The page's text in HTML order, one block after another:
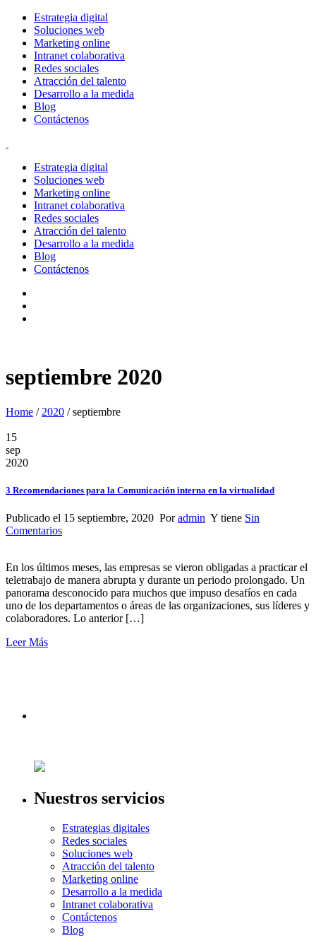
Estrategia digital
Soluciones web
Marketing online
Intranet colaborativa
Redes sociales
Atracción del talento
Desarrollo a la medida
Blog
Contáctenos
Estrategia digital
Soluciones web
Marketing online
Intranet colaborativa
Redes sociales
Atracción del talento
Desarrollo a la medida
Blog
Contáctenos
septiembre 2020
Home / 2020 /septiembre
15
sep
2020
3 Recomendaciones para la Comunicación interna en la virtualidad
Publicado el 15 septiembre, 2020 Poradmin Y tiene Sin
Comentarios
En los últimos meses, las empresas se vieron obligadas a practicar el
teletrabajo de manera abrupta y durante un periodo prolongado. Un
panorama desconocido para muchos que impuso desafíos en cada
uno de los departamentos o áreas de las organizaciones, sus líderes y
colaboradores. Lo anterior […]
Leer Más
Nuestros servicios
Estrategias digitales
Redes sociales
Soluciones web
Atracción del talento
Marketing online
Desarrollo a la medida
Intranet colaborativa
Contáctenos
Blog